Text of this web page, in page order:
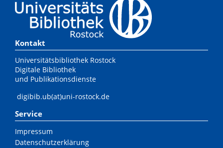
Kontakt
Universitätsbibliothek Rostock
Digitale Bibliothek
und Publikationsdienste
digibib.ub(at)uni-rostock.de
Service
Impressum
Datenschutzerklärung